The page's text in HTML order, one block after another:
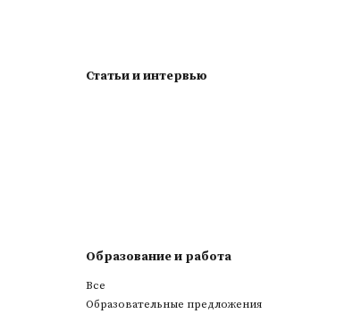
Статьи и интервью
Образование и работа
Все
Образовательные предложения